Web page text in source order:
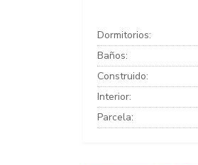
Dormitorios:
Baños:
Construido:
Interior:
Parcela: